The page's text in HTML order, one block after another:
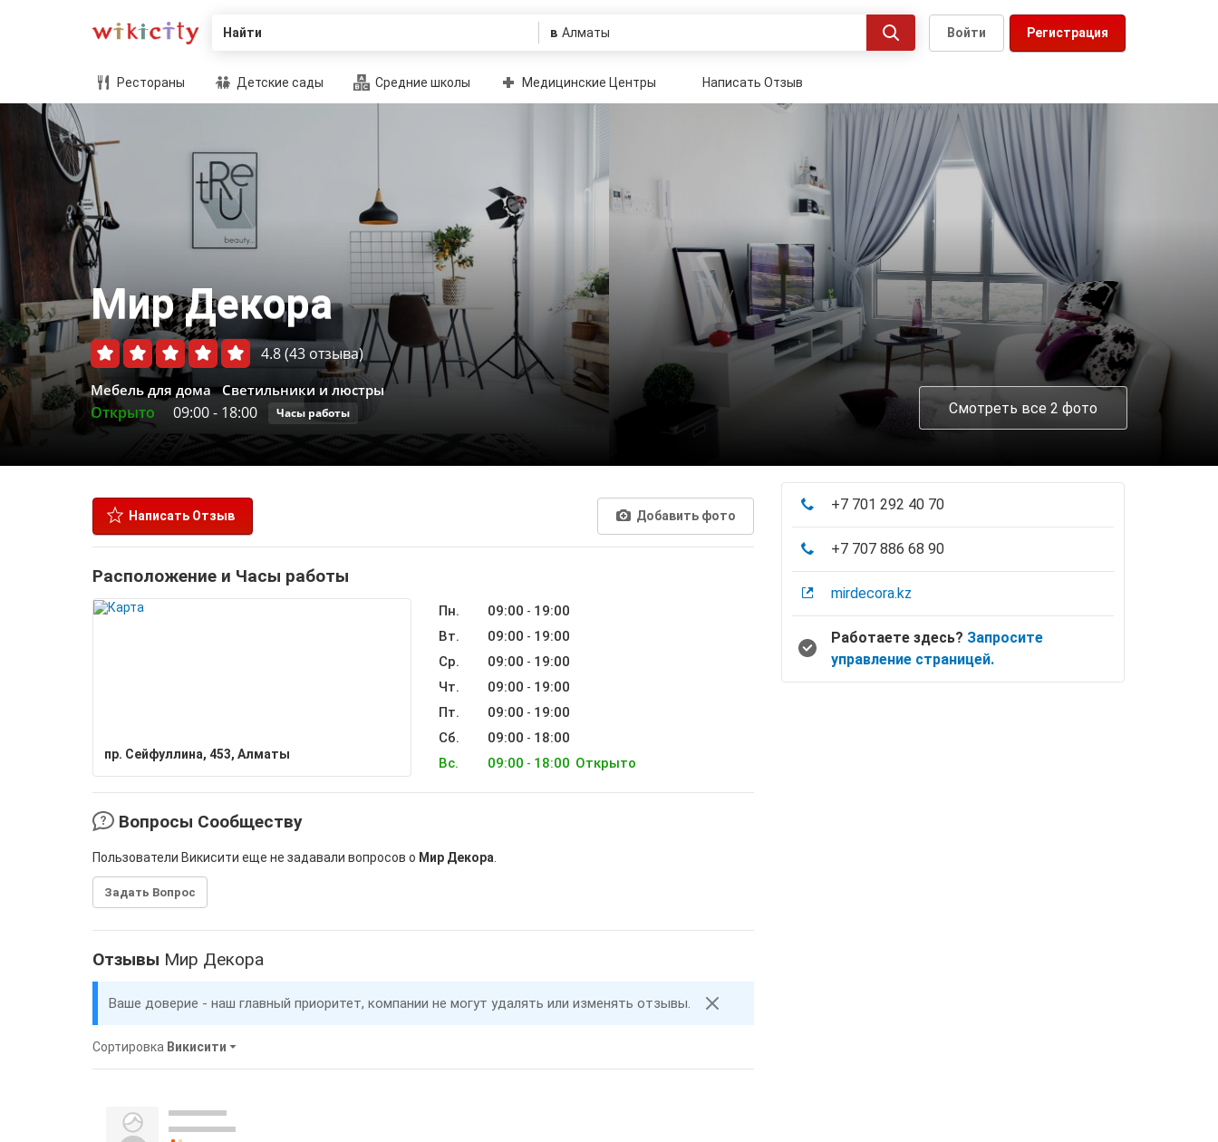
Найти в Регистрация
Войти
Рестораны Детские сады Средние школы Медицинские Центры Написать Отзыв
Мир Декора
4.8(43 отзыва)
Мебель для дома Cветильники и люстры
Открыто 09:00- 18:00 Часы работы Смотреть все 2 фото
Написать Отзыв Добавить фото
Расположение и Часы работы
пр. Сейфуллина, 453, Алматы
Пн. 09:00 - 19:00
Вт.
09:00 - 19:00
Ср.
09:00 - 19:00
Чт.
09:00 - 19:00
Пт.
09:00 - 19:00
Сб.
09:00 - 18:00
Вс.
09:00 - 18:00 Открыто
Вопросы Сообществу
Пользователи Викисити еще не задавали вопросов о Мир Декора
Задать Вопрос
Отзывы Мир Декора
Ваше доверие - наш главный приоритет, компании не могут удалять или изменять отзывы.
Сортировка Викисити
+7 701 292 40 70
+7 707 886 68 90
mirdecora.kz
Работаете здесь? Запросите
управление страницей.